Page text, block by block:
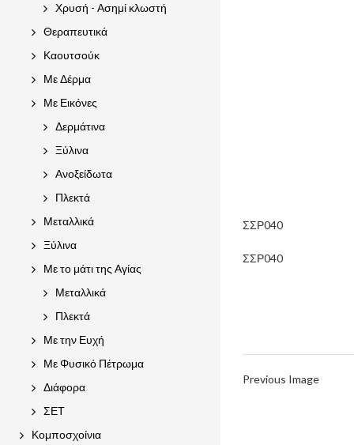
ΣΣΡ040
ΣΣΡ040
Previous Image
Χρυσή - Ασημί κλωστή
Θεραπευτικά
Καουτσούκ
Με Δέρμα
Με Εικόνες
Δερμάτινα
Ξύλινα
Ανοξείδωτα
Πλεκτά
Μεταλλικά
Ξύλινα
Με το μάτι της Αγίας
Μεταλλικά
Πλεκτά
Με την Ευχή
Με Φυσικό Πέτρωμα
Διάφορα
ΣΕΤ
Κομποσχοίνια